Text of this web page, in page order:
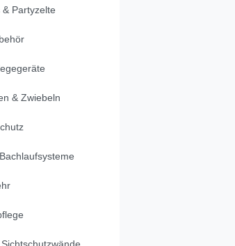
& Partyzelte
& Zwiebeln